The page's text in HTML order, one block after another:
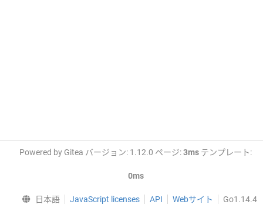
Powered by Gitea バージョン: 1.12.0 ページ:3ms テンプレート:
0ms
日本語 JavaScript licenses API Webサイト Go1.14.4